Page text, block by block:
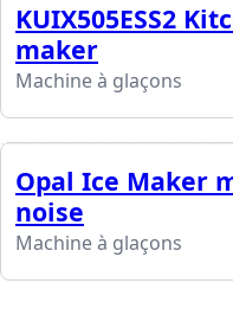
KUIX505ESS2
maker
Machine à glaçons
Opal Ice Maker
noise
Machine à glaçons